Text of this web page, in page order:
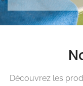
Découvrez les